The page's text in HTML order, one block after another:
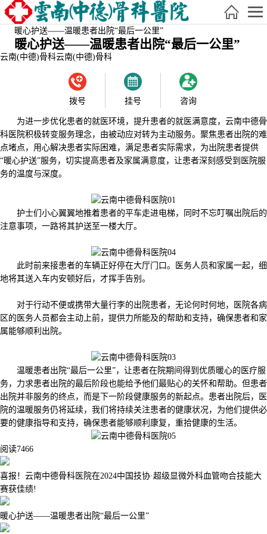
暖心护送——温暖患者出院“最后一公里”
暖心护送——温暖患者出院“最后一公里”
云南(中德)骨科云南(中德)骨科
拨号 挂号 咨询
为进一步优化患者的就医环境，提升患者的就医满意度，云南中德骨
科医院积极转变服务理念，由被动应对转为主动服务。聚焦患者出院的难
点堵点，用心解决患者实际困难，满足患者实际需求，为出院患者提供
“暖心护送”服务，切实提高患者及家属满意度，让患者深刻感受到医院服
务的温度与深度。
护士们小心翼翼地推着患者的平车走进电梯，同时不忘叮嘱出院后的
注意事项，一路将其护送至一楼大厅。
此时前来接患者的车辆正好停在大厅门口。医务人员和家属一起，细
地将其送入车内安顿好后，才挥手告别。
对于行动不便或携带大量行李的出院患者，无论何时何地，医院各病
区的医务人员都会主动上前，提供力所能及的帮助和支持，确保患者和家
属能够顺利出院。
温暖患者出院“最后一公里”，让患者在院期间得到优质暖心的医疗服
务，力求患者出院的最后阶段也能给予他们最贴心的关怀和帮助。但患者
出院并非服务的终点，而是下一阶段健康服务的新起点。患者出院后，医
院的温暖服务仍将延续，我们将持续关注患者的健康状况，为他们提供必
要的健康指导和支持，确保患者能够顺利康复，重拾健康的生活。
阅读7466
喜报！云南中德骨科医院在2024中国技协·超级显微外科血管吻合技能大
赛获佳绩!
暖心护送——温暖患者出院“最后一公里”